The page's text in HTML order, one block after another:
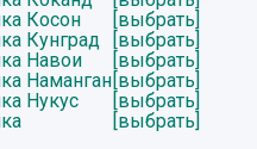
Косон
[выбрать]
Кунград
[выбрать]
Навои
[выбрать]
Наманган [выбрать]
Нукус
[выбрать]
[выбрать]